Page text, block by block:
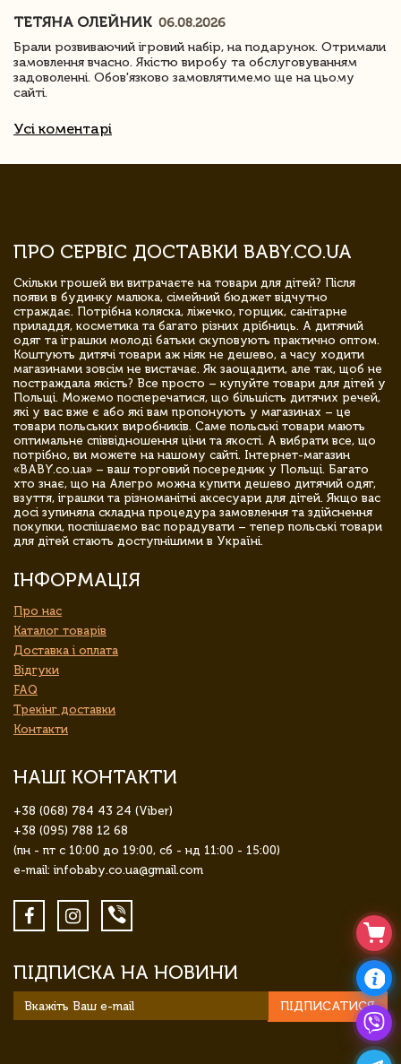
ТЕТЯНА ОЛЕЙНИК 06.08.2026
Брали розвиваючий ігровий набір, на подарунок. Отримали
замовлення вчасно. Якістю виробу та обслуговуванням
задоволенні. Обов'язково замовлятимемо ще на цьому
сайті.
Усі коментарі
ПРО СЕРВІС ДОСТАВКИ BABY.CO.UA
Скільки грошей ви витрачаєте на товари для дітей? Після
появи в будинку малюка, сімейний бюджет відчутно
страждає. Потрібна коляска, ліжечко, горщик, санітарне
приладдя, косметика та багато різних дрібниць. А дитячий
одяг та іграшки молоді батьки скуповують практично оптом.
Коштують дитячі товари аж ніяк не дешево, а часу ходити
магазинами зовсім не вистачає. Як заощадити, але так, щоб не
постраждала якість? Все просто – купуйте товари для дітей у
Польщі. Можемо посперечатися, що більшість дитячих речей,
які у вас вже є або які вам пропонують у магазинах – це
товари польських виробників. Саме польські товари мають
оптимальне співвідношення ціни та якості. А вибрати все, що
потрібно, ви можете на нашому сайті. Інтернет-магазин
«BABY.co.ua» – ваш торговий посередник у Польщі. Багато
хто знає, що на Алегро можна купити дешево дитячий одяг,
взуття, іграшки та різноманітні аксесуари для дітей. Якщо вас
досі зупиняла складна процедура замовлення та здійснення
покупки, поспішаємо вас порадувати – тепер польські товари
для дітей стають доступнішими в Україні.
ІНФОРМАЦІЯ
Про нас
Каталог товарів
Доставка і оплата
Відгуки
FAQ
Трекінг доставки
Контакти
НАШІ КОНТАКТИ
+38 (068) 784 43 24 (Viber)
+38 (095) 788 12 68
(пн - пт с 10:00 до 19:00, сб - нд 11:00 - 15:00)
e-mail: infobaby.co.ua@gmail.com
ПІДПИСКА НА НОВИНИ
ПІДПИСАТИСЯ